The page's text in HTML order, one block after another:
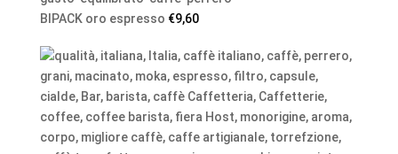
BIPACK oro espresso €9,60